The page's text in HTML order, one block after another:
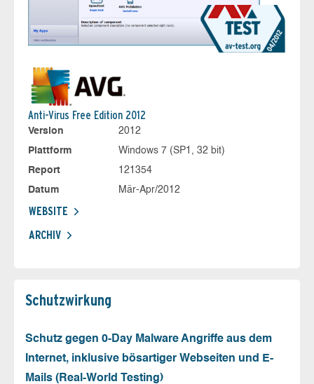
Anti-Virus Free Edition 2012
Version
2012
Plattform
Windows 7 (SP1, 32 bit)
Report
121354
Datum
Mär-Apr/2012
WEBSITE
ARCHIV
Schutz­wirkung
Schutz gegen 0-Day Malware Angriffe aus dem
Internet, inklusive bösartiger Webseiten und E-
Mails (Real-World Testing)